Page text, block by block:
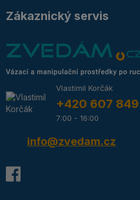
Zákaznický servis
Vlastimil Korčák
+420 607
7:00 - 16:00
info@zvedam.cz